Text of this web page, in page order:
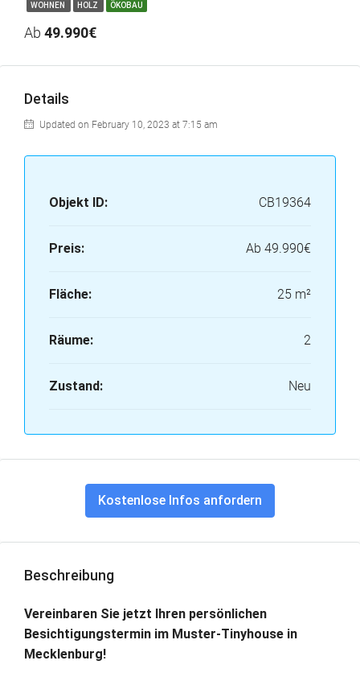
WOHNEN HOLZ ÖKOBAU
Ab 49.990€
Details
Updated on February 10, 2023 at 7:15 am
Objekt ID: CB19364
Preis: Ab 49.990€
Fläche: 25 m²
Räume: 2
Zustand: Neu
Kostenlose Infos anfordern
Beschreibung
Vereinbaren Sie jetzt Ihren persönlichen
Besichtigungstermin im Muster-Tinyhouse in
Mecklenburg!